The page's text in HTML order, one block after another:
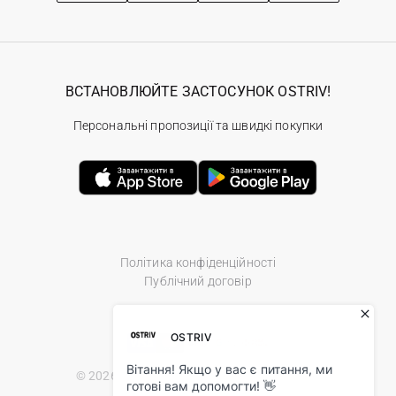
Політика конфіденційності
Публічний договір
© 2026 Ostriv.ua Store. All Rights Reserved.
ВСТАНОВЛЮЙТЕ ЗАСТОСУНОК OSTRIV!
Персональні пропозиції та швидкі покупки